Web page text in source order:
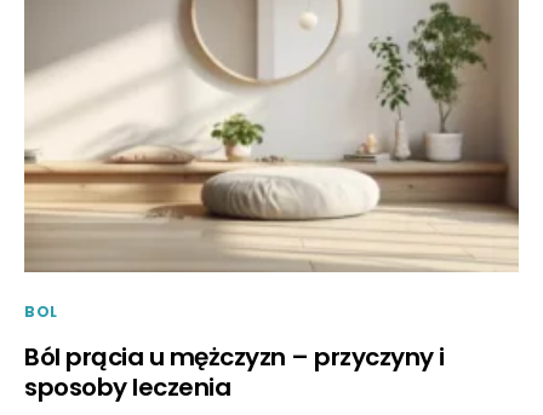
BOL
Ból prącia u mężczyzn – przyczyny i
sposoby leczenia